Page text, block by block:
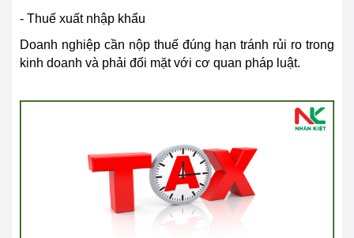
- Thuế xuất nhập khẩu
Doanh nghiệp cần nộp thuế đúng hạn tránh rủi ro trong
kinh doanh và phải đối mặt với cơ quan pháp luật.